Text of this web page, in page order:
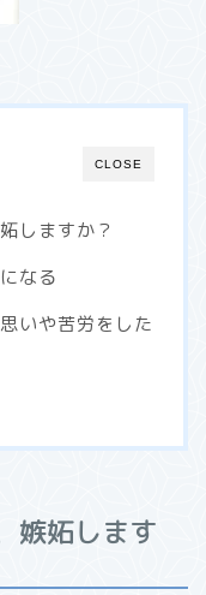
CLOSE
しますか？
なる
いや苦労をした
嫉妬します